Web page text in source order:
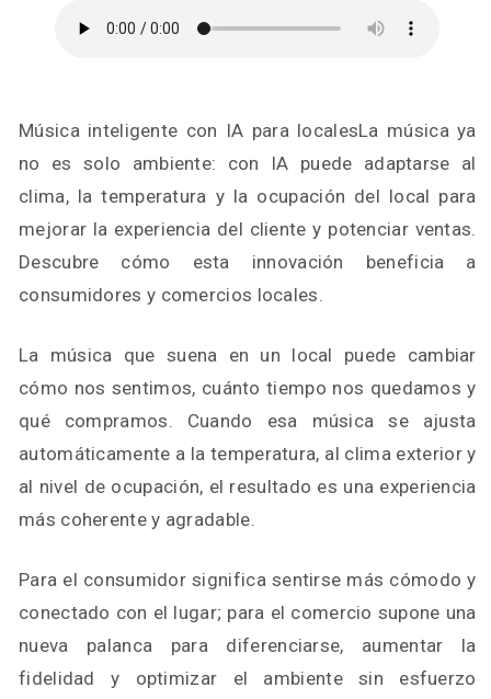
Música inteligente con IA para localesLa música ya
no es solo ambiente: con IA puede adaptarse al
clima, la temperatura y la ocupación del local para
mejorar la experiencia del cliente y potenciar ventas.
Descubre cómo esta innovación beneficia a
consumidores y comercios locales.
La música que suena en un local puede cambiar
cómo nos sentimos, cuánto tiempo nos quedamos y
qué compramos. Cuando esa música se ajusta
automáticamente a la temperatura, al clima exterior y
al nivel de ocupación, el resultado es una experiencia
más coherente y agradable.
Para el consumidor significa sentirse más cómodo y
conectado con el lugar; para el comercio supone una
nueva palanca para diferenciarse, aumentar la
fidelidad y optimizar el ambiente sin esfuerzo